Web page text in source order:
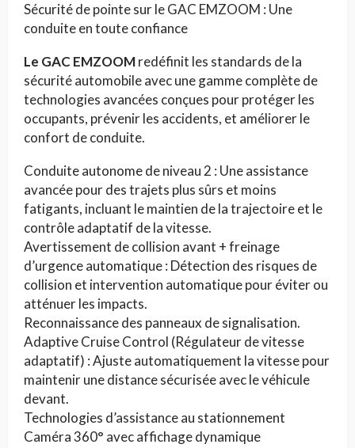
Sécurité de pointe sur le GAC EMZOOM : Une
conduite en toute confiance
Le GAC EMZOOMredéfinit les standards de la
sécurité automobile avec une gamme complète de
technologies avancées conçues pour protéger les
occupants, prévenir les accidents, et améliorer le
confort de conduite.
Conduite autonome de niveau 2 : Une assistance
avancée pour des trajets plus sûrs et moins
fatigants, incluant le maintien de la trajectoire et le
contrôle adaptatif de la vitesse.
Avertissement de collision avant + freinage
d’urgence automatique : Détection des risques de
collision et intervention automatique pour éviter ou
atténuer les impacts.
Reconnaissance des panneaux de signalisation.
Adaptive Cruise Control (Régulateur de vitesse
adaptatif) : Ajuste automatiquement la vitesse pour
maintenir une distance sécurisée avec le véhicule
devant.
Technologies d’assistance au stationnement
Caméra 360° avec affichage dynamique